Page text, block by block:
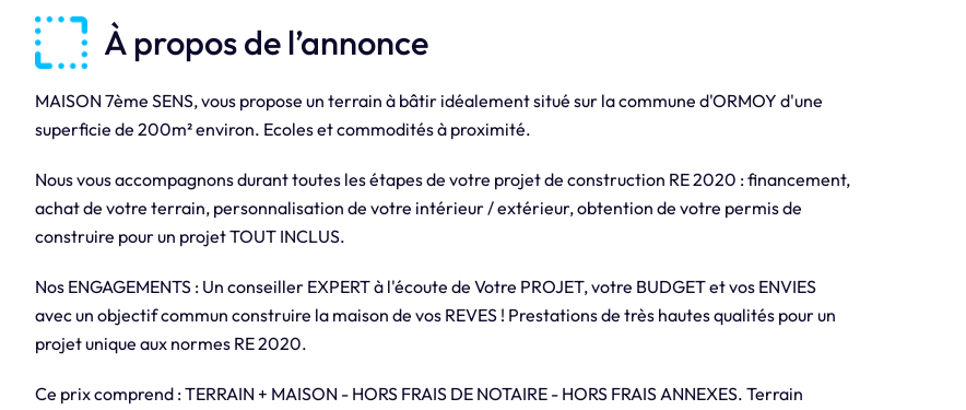
À propos de l’annonce
MAISON 7ème SENS, vous propose un terrain à bâtir idéalement situé sur la commune d'ORMOY d'une
superficie de 200m² environ. Ecoles et commodités à proximité.
Nous vous accompagnons durant toutes les étapes de votre projet de construction RE 2020 : financement,
achat de votre terrain, personnalisation de votre intérieur / extérieur, obtention de votre permis de
construire pour un projet TOUT INCLUS.
Nos ENGAGEMENTS : Un conseiller EXPERT à l'écoute de Votre PROJET, votre BUDGET et vos ENVIES
avec un objectif commun construire la maison de vos REVES ! Prestations de très hautes qualités pour un
projet unique aux normes RE 2020.
Ce prix comprend : TERRAIN + MAISON - HORS FRAIS DE NOTAIRE - HORS FRAIS ANNEXES. Terrain